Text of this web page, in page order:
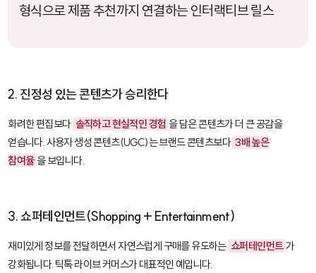
형식으로 제품 추천까지 연결하는 인터랙티브 릴스
2. 진정성 있는 콘텐츠가 승리한다
화려한 편집보다 솔직하고 현실적인 경험 을 담은 콘텐츠가 더 큰 공감을
얻습니다. 사용자 생성 콘텐츠(UGC)는 브랜드 콘텐츠보다 3배 높은
참여율 을 보입니다.
3. 쇼퍼테인먼트(Shopping + Entertainment)
재미있게 정보를 전달하면서 자연스럽게 구매를 유도하는 쇼퍼테인먼트가
강화됩니다. 틱톡 라이브 커머스가 대표적인 예입니다.